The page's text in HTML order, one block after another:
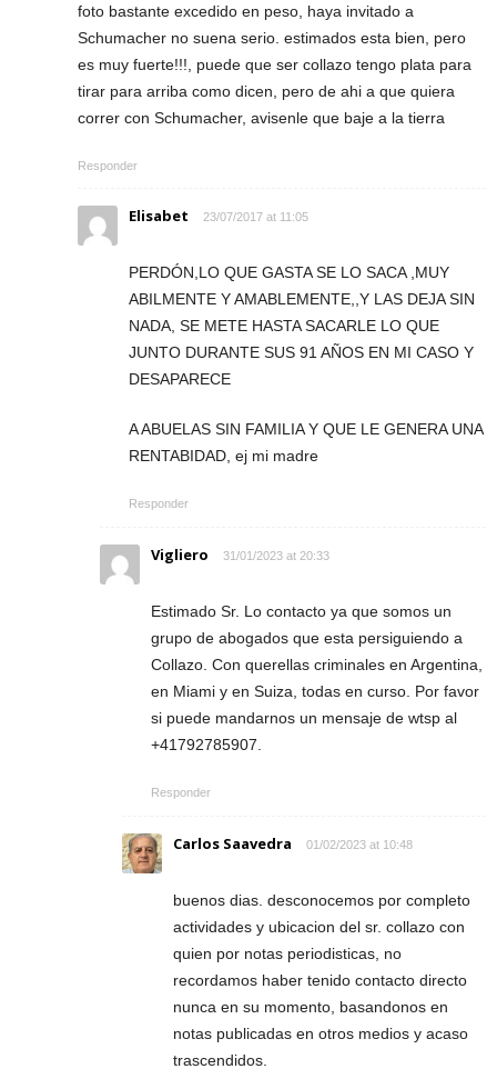
foto bastante excedido en peso, haya invitado a
Schumacher no suena serio. estimados esta bien, pero
es muy fuerte!!!, puede que ser collazo tengo plata para
tirar para arriba como dicen, pero de ahi a que quiera
correr con Schumacher, avisenle que baje a la tierra
Responder
Elisabet 23/07/2017 at 11:05
PERDÓN,LO QUE GASTA SE LO SACA ,MUY
ABILMENTE Y AMABLEMENTE,,Y LAS DEJA SIN
NADA, SE METE HASTA SACARLE LO QUE
JUNTO DURANTE SUS 91 AÑOS EN MI CASO Y
DESAPARECE
A ABUELAS SIN FAMILIA Y QUE LE GENERA UNA
RENTABIDAD, ej mi madre
Responder
Vigliero 31/01/2023 at 20:33
Estimado Sr. Lo contacto ya que somos un
grupo de abogados que esta persiguiendo a
Collazo. Con querellas criminales en Argentina,
en Miami y en Suiza, todas en curso. Por favor
si puede mandarnos un mensaje de wtsp al
+41792785907.
Responder
Carlos Saavedra 01/02/2023 at 10:48
buenos dias. desconocemos por completo
actividades y ubicacion del sr. collazo con
quien por notas periodisticas, no
recordamos haber tenido contacto directo
nunca en su momento, basandonos en
notas publicadas en otros medios y acaso
trascendidos.